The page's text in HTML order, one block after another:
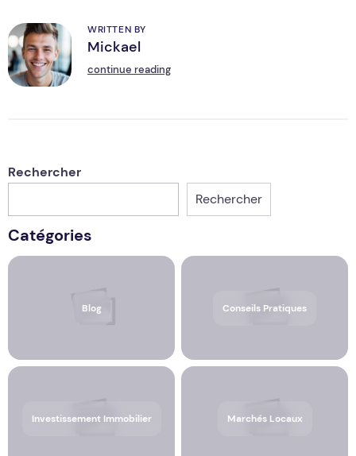
M
WRITTEN BY
Mickael
continue reading
Rechercher
Rechercher
Catégories
Blog Conseils Pratiques
Investissement Immobilier Marchés Locaux